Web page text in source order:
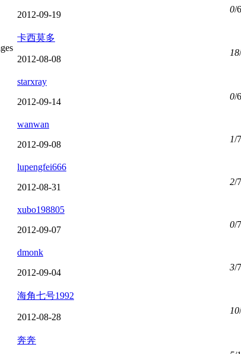
2012-09-19
0/
卡西莫多
2012-08-08
18
starxray
2012-09-14
0/
wanwan
2012-09-08
1/
lupengfei666
2012-08-31
2/
xubo198805
2012-09-07
0/
dmonk
2012-09-04
3/
海角七号1992
2012-08-28
10
奔奔